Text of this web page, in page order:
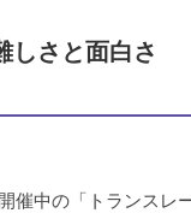
しさと面白さ
催中の「トランス